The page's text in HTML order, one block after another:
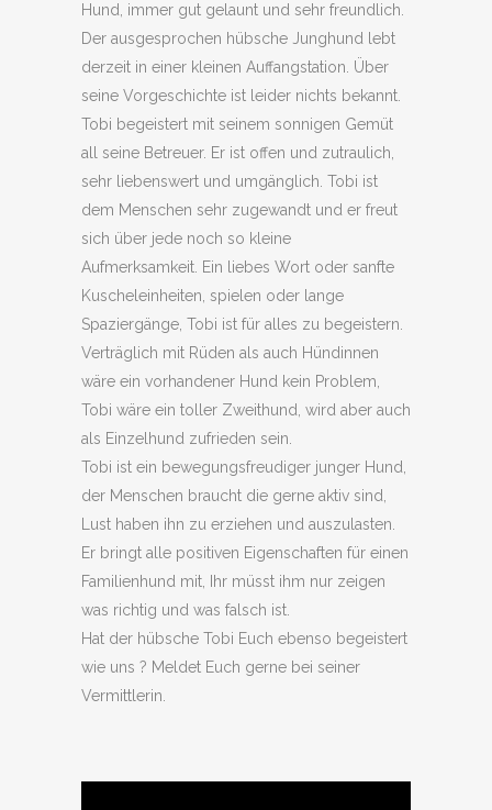
Hund, immer gut gelaunt und sehr freundlich.
Der ausgesprochen hübsche Junghund lebt
derzeit in einer kleinen Auffangstation. Über
seine Vorgeschichte ist leider nichts bekannt.
Tobi begeistert mit seinem sonnigen Gemüt
all seine Betreuer. Er ist offen und zutraulich,
sehr liebenswert und umgänglich. Tobi ist
dem Menschen sehr zugewandt und er freut
sich über jede noch so kleine
Aufmerksamkeit. Ein liebes Wort oder sanfte
Kuscheleinheiten, spielen oder lange
Spaziergänge, Tobi ist für alles zu begeistern.
Verträglich mit Rüden als auch Hündinnen
wäre ein vorhandener Hund kein Problem,
Tobi wäre ein toller Zweithund, wird aber auch
als Einzelhund zufrieden sein.
Tobi ist ein bewegungsfreudiger junger Hund,
der Menschen braucht die gerne aktiv sind,
Lust haben ihn zu erziehen und auszulasten.
Er bringt alle positiven Eigenschaften für einen
Familienhund mit, Ihr müsst ihm nur zeigen
was richtig und was falsch ist.
Hat der hübsche Tobi Euch ebenso begeistert
wie uns ? Meldet Euch gerne bei seiner
Vermittlerin.